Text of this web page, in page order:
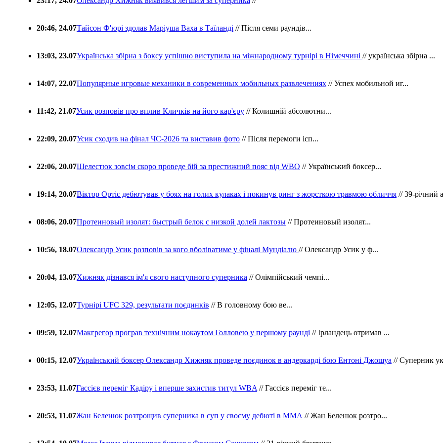
20:46, 24.07Тайсон Ф'юрі здолав Маріуша Ваха в Таїланді // Після семи раундів...
13:03, 23.07Українська збірна з боксу успішно виступила на міжнародному турнірі в Німеччині // українська збірна ...
14:07, 22.07Популярные игровые механики в современных мобильных развлечениях // Успех мобильной иг...
11:42, 21.07Усик розповів про вплив Кличків на його кар'єру // Колишній абсолютни...
22:09, 20.07Усик сходив на фінал ЧС-2026 та виставив фото // Після перемоги ісп...
22:06, 20.07Шелестюк зовсім скоро проведе бій за престижний пояс від WBO // Український боксер...
19:14, 20.07Віктор Ортіс дебютував у боях на голих кулаках і покинув ринг з жорсткою травмою обличчя // 39-річний
08:06, 20.07Протеиновый изолят: быстрый белок с низкой долей лактозы // Протеиновый изолят...
10:56, 18.07Олександр Усик розповів за кого вболіватиме у фіналі Мундіалю // Олександр Усик у ф...
20:04, 13.07Хижняк дізнався ім'я свого наступного суперника // Олімпійський чемпі...
12:05, 12.07Турнірі UFC 329, результати поєдинків // В головному бою ве...
09:59, 12.07Макгрегор програв технічним нокаутом Голловею у першому раунді // Ірландець отримав ...
00:15, 12.07Український боксер Олександр Хижняк проведе поєдинок в андеркарді бою Ентоні Джошуа // Суперник
23:53, 11.07Гассієв переміг Кадіру і вперше захистив титул WBA // Гассієв переміг те...
20:53, 11.07Жан Беленюк розтрощив суперника в суп у своєму дебюті в ММА // Жан Беленюк розтро...